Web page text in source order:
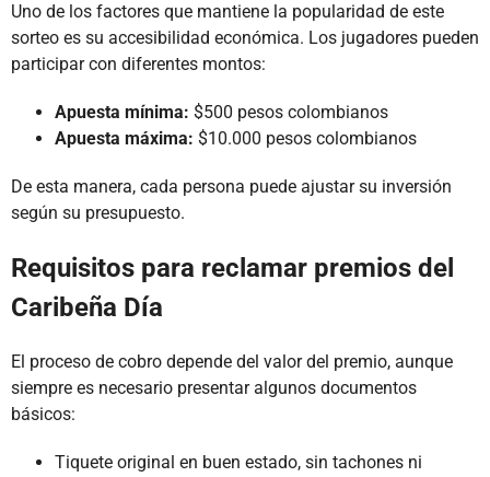
Uno de los factores que mantiene la popularidad de este
sorteo es su accesibilidad económica. Los jugadores pueden
participar con diferentes montos:
Apuesta mínima: $500 pesos colombianos
Apuesta máxima: $10.000 pesos colombianos
De esta manera, cada persona puede ajustar su inversión
según su presupuesto.
Requisitos para reclamar premios del
Caribeña Día
El proceso de cobro depende del valor del premio, aunque
siempre es necesario presentar algunos documentos
básicos:
Tiquete original en buen estado, sin tachones ni